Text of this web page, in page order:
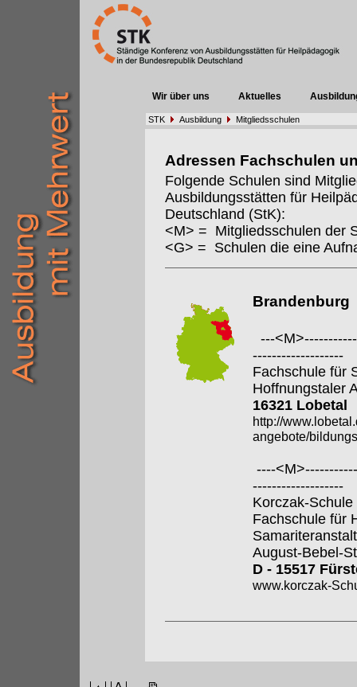
Wir über uns Aktuelles
STK Ausbildung Mitgliedsschulen
Adressen Fachschulen
Folgende Schulen sind
Ausbildungsstätten für
Deutschland (StK):
<M> = Mitgliedsschulen der
<G> = Schulen die eine
Brandenburg
---
-------------------
Fachschule für
Hoffnungstaler
16321 Lobetal
http://
angebote/
----
-------------------
Korczak-Schule
Fachschule für
August-Bebel-
D - 15517
www.korczak-